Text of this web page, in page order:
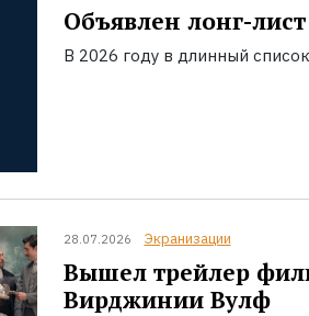
Объявлен лонг-
В 2026 году в длинный
28.07.2026 Экранизации
Вышел трейлер
Вирджинии Вулф